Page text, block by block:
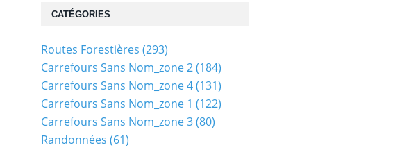
CATÉGORIES
Routes Forestières (293)
Carrefours Sans Nom_zone 2(184)
Carrefours Sans Nom_zone 4(131)
Carrefours Sans Nom_zone 1 (122)
Carrefours Sans Nom_zone 3(80)
Randonnées (61)